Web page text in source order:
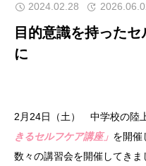
2024.02.28
目的意識を持った
に
2月24日（土） 中学校の陸
きるセルフケア講座」 を開催
数々の講習会を開催してき